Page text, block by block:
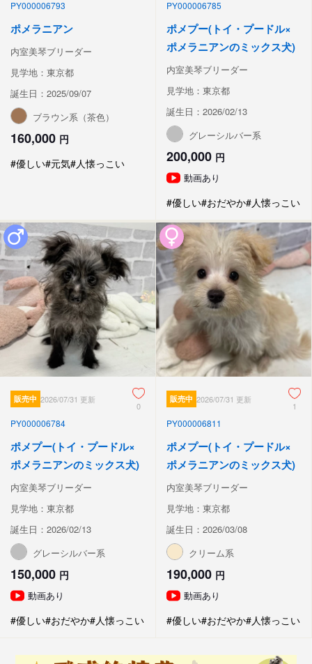
PY000006793
ポメラニアン
内室美琴ブリーダー
見学地：東京都
誕生日：2025/09/07
ブラウン系（茶色）
160,000 円
#優しい#元気#人懐っこい
PY000006785
ポメプー(トイ・プードル×
ポメラニアンのミックス犬)
内室美琴ブリーダー
見学地：東京都
誕生日：2026/02/13
グレーシルバー系
200,000 円
動画あり
#優しい#おだやか#人懐っこい
販売中 2026/07/31 更新
0
PY000006784
ポメプー(トイ・プードル×
ポメラニアンのミックス犬)
内室美琴ブリーダー
見学地：東京都
誕生日：2026/02/13
グレーシルバー系
150,000 円
動画あり
#優しい#おだやか#人懐っこい
販売中 2026/07/31 更新
1
PY000006811
ポメプー(トイ・プードル×
ポメラニアンのミックス犬)
内室美琴ブリーダー
見学地：東京都
誕生日：2026/03/08
クリーム系
190,000 円
動画あり
#優しい#おだやか#人懐っこい